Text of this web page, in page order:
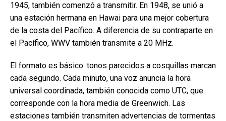
1945, también comenzó a transmitir. En 1948, se unió a
una estación hermana en Hawai para una mejor cobertura
de la costa del Pacífico. A diferencia de su contraparte en
el Pacífico, WWV también transmite a 20 MHz.
El formato es básico: tonos parecidos a cosquillas marcan
cada segundo. Cada minuto, una voz anuncia la hora
universal coordinada, también conocida como UTC, que
corresponde con la hora media de Greenwich. Las
estaciones también transmiten advertencias de tormentas